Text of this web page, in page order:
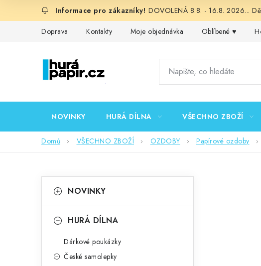
DOVOLENÁ 8.8. - 16.8. 2026...
Doprava Kontakty Moje objednávka Oblíbené ♥️
NOVINKY HURÁ DÍLNA VŠECHNO ZBOŽÍ
Domů VŠECHNO ZBOŽÍ OZDOBY Papírové ozdoby
okategorie
a
NOVINKY
HURÁ DÍLNA
Dárkové poukázky
České samolepky